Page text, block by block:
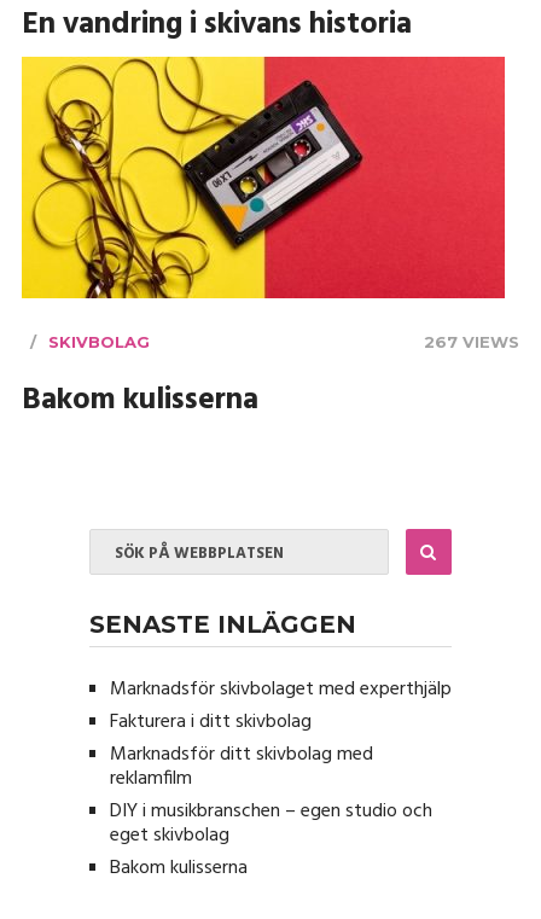
En vandring i skivans historia
SKIVBOLAG 267 VIEWS
Bakom kulisserna
SENASTE INLÄGGEN
Marknadsför skivbolaget med experthjälp
Fakturera i ditt skivbolag
Marknadsför ditt skivbolag med
reklamfilm
DIY i musikbranschen – egen studio och
eget skivbolag
Bakom kulisserna